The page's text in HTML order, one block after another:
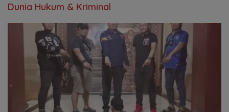
Dunia Hukum & Kriminal